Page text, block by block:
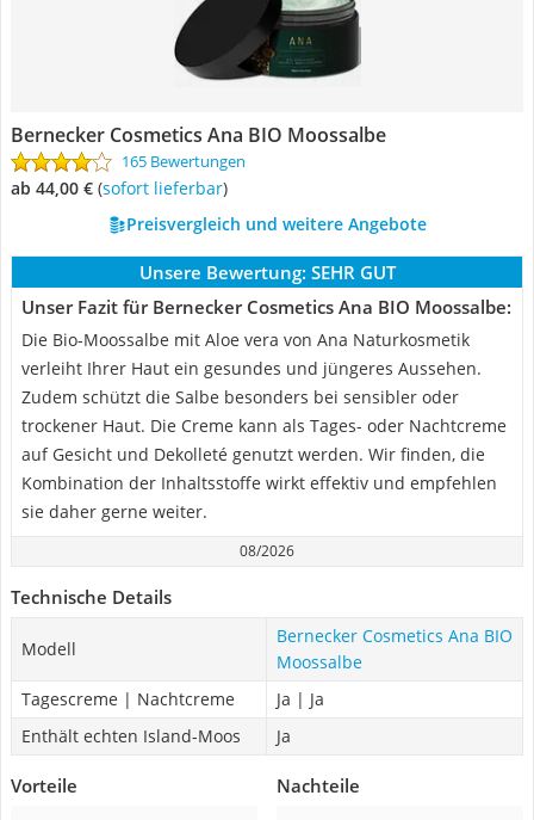
‎Bernecker Cosmetics Ana BIO Moossalbe
165 Bewertungen
ab 44,00 € ( Sofort lieferbar)
Preisvergleich und weitere Angebote
Unsere Bewertung: SEHR GUT
Unser Fazit für ‎Bernecker Cosmetics Ana BIO Moossalbe:
Die Bio-Moossalbe mit Aloe vera von Ana Naturkosmetik
verleiht Ihrer Haut ein gesundes und jüngeres Aussehen.
Zudem schützt die Salbe besonders bei sensibler oder
trockener Haut. Die Creme kann als Tages- oder Nachtcreme
auf Gesicht und Dekolleté genutzt werden. Wir finden, die
Kombination der Inhaltsstoffe wirkt effektiv und empfehlen
sie daher gerne weiter.
08/2026
Technische Details
Modell
‎Bernecker Cosmetics Ana BIO
Moossalbe
Tagescreme | Nachtcreme
Ja | Ja
Enthält echten Island-Moos
Ja
Vorteile Nachteile